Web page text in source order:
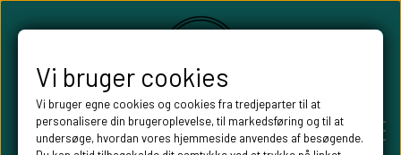
Vi bruger cookies
Vi bruger egne cookies og cookies fra tredjeparter til at
personalisere din brugeroplevelse, til markedsføring og til at
undersøge, hvordan vores hjemmeside anvendes af besøgende.